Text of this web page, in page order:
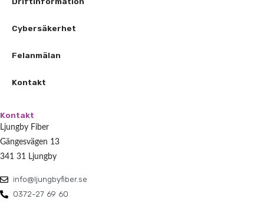
Cybersäkerhet
Felanmälan
Kontakt
Kontakt
Ljungby Fiber
Gängesvägen 13
341 31 Ljungby
info@ljungbyfiber.se
0372-27 69 60